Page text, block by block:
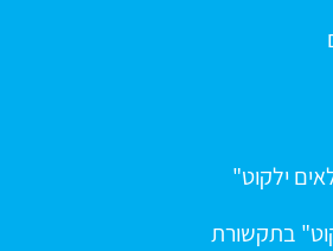
ילקוט"
בתקשורת